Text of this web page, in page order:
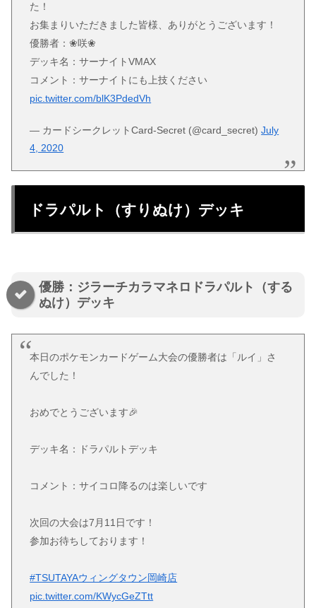
た！
お集まりいただきました皆様、ありがとうございます！
優勝者：❀咲❀
デッキ名：サーナイトVMAX
コメント：サーナイトにも上技ください
pic.twitter.com/blK3PdedVh
— カードシークレットCard-Secret (@card_secret)July
4, 2020
ドラパルト（すりぬけ）デッキ
優勝：ジラーチカラマネロドラパルト（する
ぬけ）デッキ
本日のポケモンカードゲーム大会の優勝者は「ルイ」さ
んでした！
おめでとうございます🎉
デッキ名：ドラパルトデッキ
コメント：サイコロ降るのは楽しいです
次回の大会は7月11日です！
参加お待ちしております！
#TSUTAYAウィングタウン岡崎店
pic.twitter.com/KWycGeZTtt